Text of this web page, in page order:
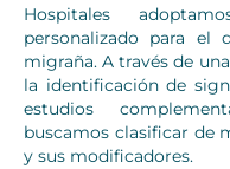
Hospitales
personalizado para el
migraña. A través de
la identificación de
estudios
buscamos clasificar de
y sus modificadores.